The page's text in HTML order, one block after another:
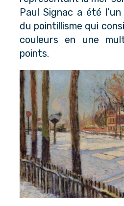
Paul Signac a été
du pointillisme qui
couleurs en une
points.